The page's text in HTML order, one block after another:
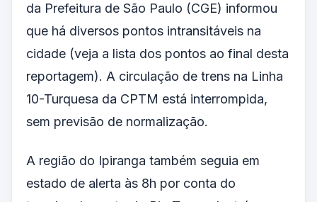
da Prefeitura de São Paulo (CGE) informou
que há diversos pontos intransitáveis na
cidade (veja a lista dos pontos ao final desta
reportagem). A circulação de trens na Linha
10-Turquesa da CPTM está interrompida,
sem previsão de normalização.
A região do Ipiranga também seguia em
estado de alerta às 8h por conta do